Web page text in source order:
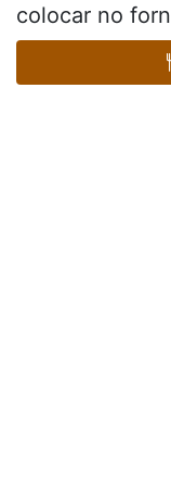
colocar no